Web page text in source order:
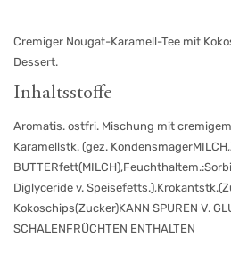
Cremiger Nougat-Karamell-Tee mit
Dessert.
Inhaltsstoffe
Aromatis. ostfri. Mischung mit
Karamellstk. (gez.
Diglyceride v.
Kokoschips(Zucker)KANN SPUREN V.
SCHALENFRÜCHTEN ENTHALTEN